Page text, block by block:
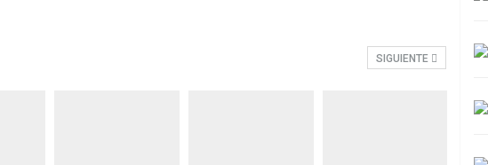
SIGUIENTE